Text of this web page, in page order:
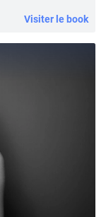
Visiter le book